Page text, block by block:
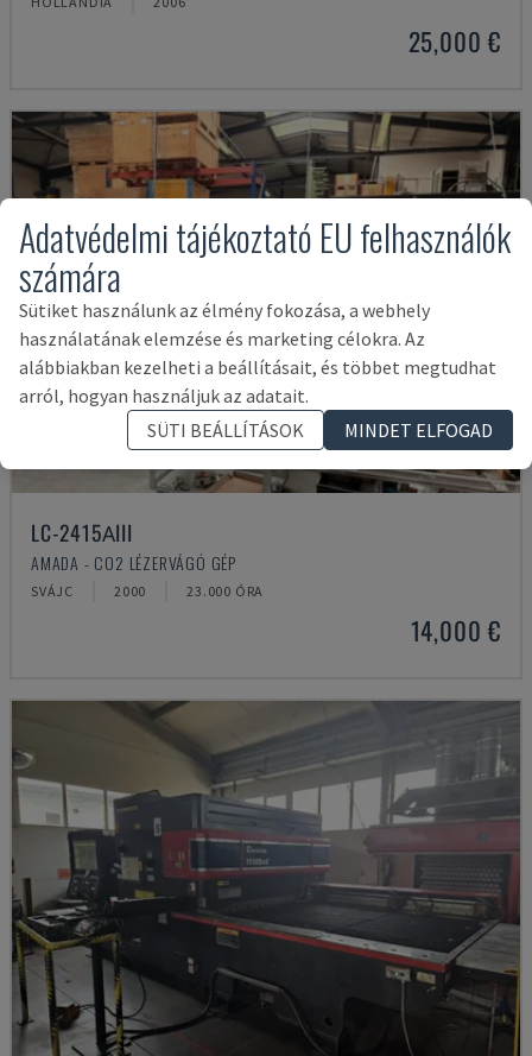
25,000 €
LC-2415ΑIII
AMADA - CO2 LÉZERVÁGÓ GÉP
SVÁJC 2000 23.000 ÓRA
14,000 €
Adatvédelmi tájékoztató EU felhasználók
számára
Sütiket használunk az élmény fokozása, a webhely
használatának elemzése és marketing célokra. Az
alábbiakban kezelheti a beállításait, és többet megtudhat
arról, hogyan használjuk az adatait.
SÜTI BEÁLLÍTÁSOK
MINDET ELFOGAD